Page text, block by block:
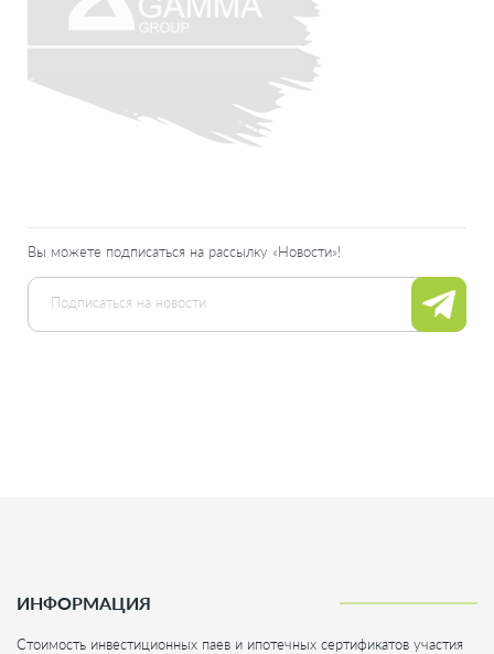
Вы можете подписаться на рассылку «Новости»!
ИНФОРМАЦИЯ
Стоимость инвестиционных паев и ипотечных сертификатов участия